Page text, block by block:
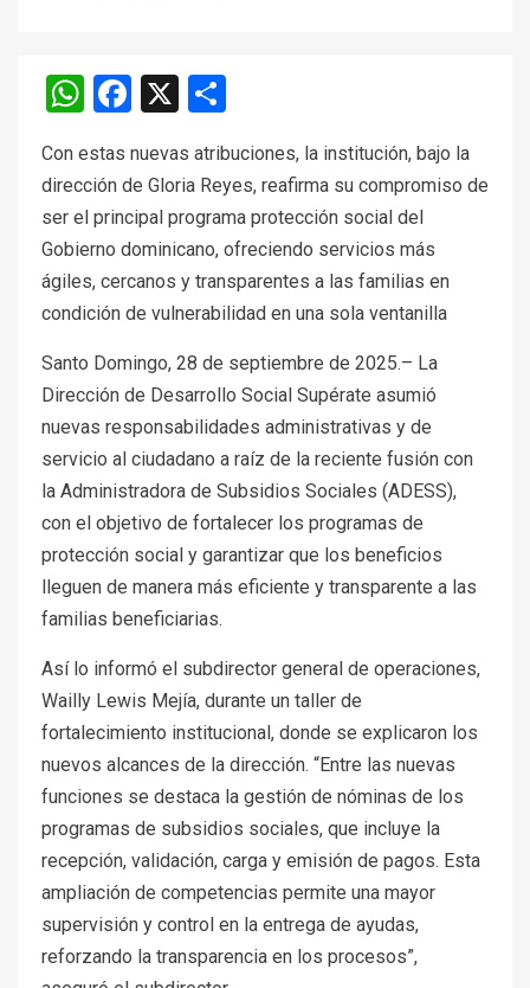
WhatsApp
Facebook
X
Con estas nuevas atribuciones, la institución, bajo la
dirección de Gloria Reyes, reafirma su compromiso de
ser el principal programa protección social del
Gobierno dominicano, ofreciendo servicios más
ágiles, cercanos y transparentes a las familias en
condición de vulnerabilidad en una sola ventanilla
Santo Domingo, 28 de septiembre de 2025.– La
Dirección de Desarrollo Social Supérate asumió
nuevas responsabilidades administrativas y de
servicio al ciudadano a raíz de la reciente fusión con
la Administradora de Subsidios Sociales (ADESS),
con el objetivo de fortalecer los programas de
protección social y garantizar que los beneficios
lleguen de manera más eficiente y transparente a las
familias beneficiarias.
Así lo informó el subdirector general de operaciones,
Wailly Lewis Mejía, durante un taller de
fortalecimiento institucional, donde se explicaron los
nuevos alcances de la dirección. “Entre las nuevas
funciones se destaca la gestión de nóminas de los
programas de subsidios sociales, que incluye la
recepción, validación, carga y emisión de pagos. Esta
ampliación de competencias permite una mayor
supervisión y control en la entrega de ayudas,
reforzando la transparencia en los procesos”,